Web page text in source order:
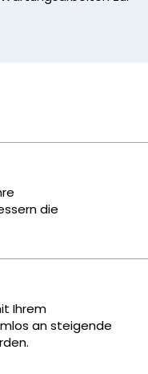
die
Ihrem
an steigende